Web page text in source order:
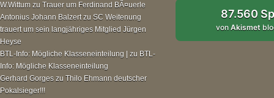
W.Wittum zu Trauer um Ferdinand BÃ¤uerle
Antonius Johann Balzertzu SC Weitenung
trauert um sein langjähriges Mitglied Jürgen
Heyse
BTL-Info: Mögliche Klasseneinteilung |
zu BTL-
Info: Mögliche Klasseneinteilung
Gerhard Gorges zu Thilo Ehmann deutscher
Pokalsieger!!!
87.560
vonAkismet